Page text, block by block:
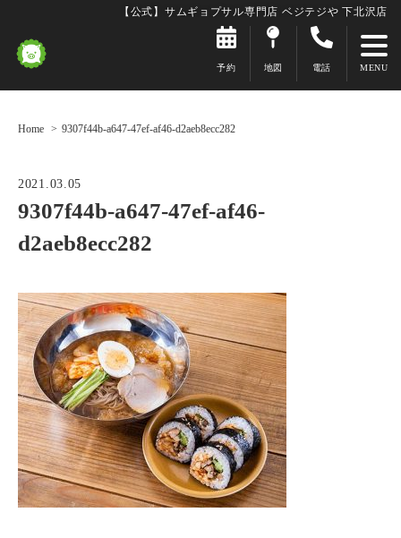
【公式】サムギョプサル専門店 ベジテジや 下北沢店
予約 地図 電話
Home 9307f44b-a647-47ef-af46-d2aeb8ecc282
2021.03.05
9307f44b-a647-47ef-af46-
d2aeb8ecc282